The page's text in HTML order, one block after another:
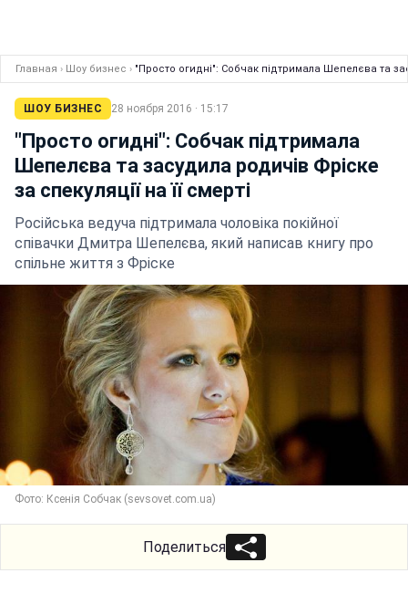
Главная › Шоу бизнес › "Просто огидні": Собчак підтримала Шепелєва та
ШОУ БИЗНЕС 28 ноября 2016 · 15:17
"Просто огидні": Собчак підтримала
Шепелєва та засудила родичів Фріске
за спекуляції на її смерті
Російська ведуча підтримала чоловіка покійної
співачки Дмитра Шепелєва, який написав книгу про
спільне життя з Фріске
Фото: Ксенія Собчак (sevsovet.com.ua)
Поделиться